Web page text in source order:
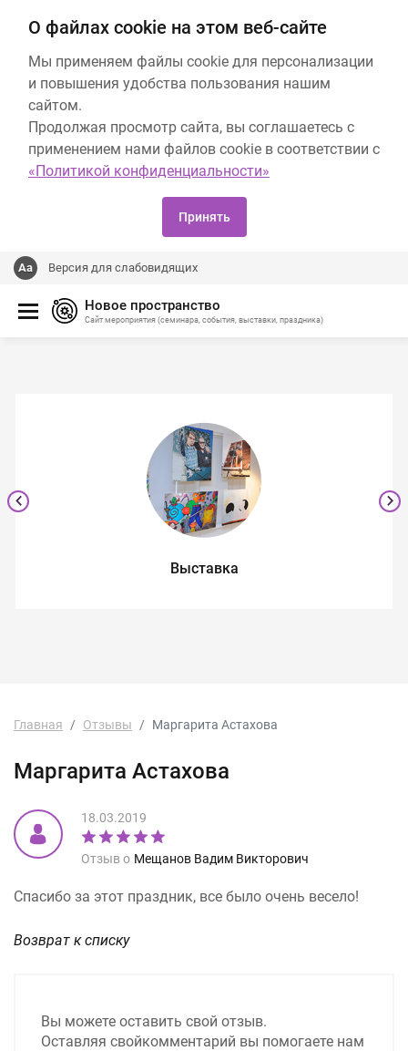
О файлах cookie на этом веб-сайте
Мы применяем файлы cookie для персонализации
и повышения удобства пользования нашим
сайтом.
Продолжая просмотр сайта, вы соглашаетесь с
применением нами файлов cookie в соответствии с
«Политикой конфиденциальности»
Принять
Версия для слабовидящих
Новое пространство
Сайт мероприятия (семинара, события, выставки, праздника)
Выставка
Главная Отзывы Маргарита Астахова
Маргарита Астахова
18.03.2019
Отзыв о Мещанов Вадим Викторович
Спасибо за этот праздник, все было очень весело!
Возврат к списку
Вы можете оставить свой отзыв.
Оставляя свойкомментарий вы помогаете нам